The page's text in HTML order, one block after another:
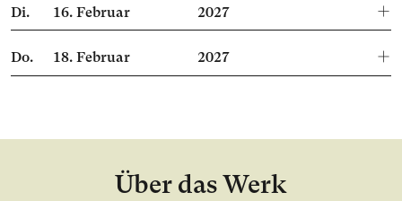
Di. 16.Februar 2027
Do. 18.Februar 2027
Über das Werk